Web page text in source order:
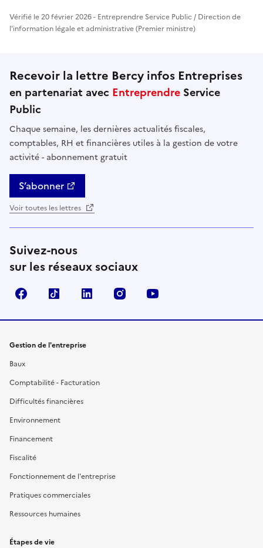
Vérifié le 20 février 2026 - Entreprendre Service Public / Direction de
l'information légale et administrative (Premier ministre)
Recevoir la lettre Bercy infos Entreprises
en partenariat avec Entreprendre Service
Public
Chaque semaine, les dernières actualités fiscales,
comptables, RH et financières utiles à la gestion de votre
activité - abonnement gratuit
S’abonner
Voir toutes les lettres
Suivez-nous
sur les réseaux sociaux
FacebookTikTok Linkedin Instagram
Gestion de l'entreprise
Baux
Comptabilité - Facturation
Difficultés financières
Environnement
Financement
Fiscalité
Fonctionnement de l'entreprise
Pratiques commerciales
Ressources humaines
Étapes de vie